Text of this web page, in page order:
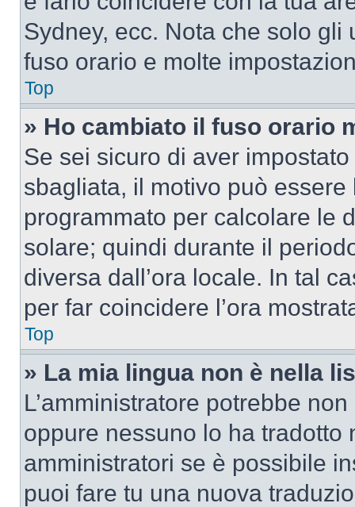
Sydney, ecc. Nota che solo
fuso orario e molte
Top
» Ho cambiato il fuso orario
Se sei sicuro di aver
sbagliata, il motivo può essere
programmato per calcolare le
solare; quindi durante il
diversa dall’ora locale. In tal
per far coincidere l’ora
Top
» La mia lingua non è nella
L’amministratore potrebbe
oppure nessuno lo ha
amministratori se è possibile
puoi fare tu una nuova